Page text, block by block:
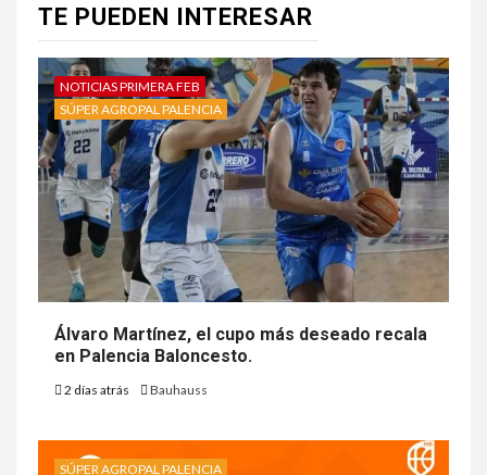
TE PUEDEN INTERESAR
NOTICIAS PRIMERA FEB
SÚPER AGROPAL PALENCIA
Álvaro Martínez, el cupo más deseado recala
en Palencia Baloncesto.
2 días atrás Bauhauss
SÚPER AGROPAL PALENCIA